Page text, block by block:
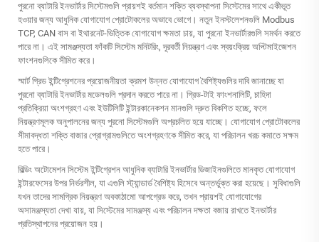
পুরনো ব্যাটারি ইনভার্টার সিস্টেমগুলি প্রায়শই বর্তমান শক্তি ব্যবস্থাপনা সিস্টেমের সাথে একীভূত
হওয়ার জন্য আধুনিক যোগাযোগ প্রোটোকলের অভাবে ভোগে। নতুন ইনস্টলেশনগুলি Modbus
TCP, CAN বাস বা ইথারনেট-ভিত্তিক যোগাযোগ ক্ষমতা চায়, যা পুরনো ইনভার্টারগুলি সমর্থন করতে
পারে না। এই সামঞ্জস্যতা ফাঁকটি সিস্টেম মনিটরিং, দূরবর্তী নিয়ন্ত্রণ এবং স্বয়ংক্রিয় অপ্টিমাইজেশন
ফাংশনগুলিকে সীমিত করে।
স্মার্ট গ্রিড ইন্টিগ্রেশনের প্রয়োজনীয়তা ক্রমশ উন্নত যোগাযোগ বৈশিষ্ট্যগুলির দাবি জানাচ্ছে যা
পুরনো ব্যাটারি ইনভার্টার মডেলগুলি প্রদান করতে পারে না। গ্রিড-টাই ফাংশনালিটি, চাহিদা
প্রতিক্রিয়া অংশগ্রহণ এবং ইউটিলিটি ইন্টারকানেকশন মানগুলি দ্রুত বিকশিত হচ্ছে, ফলে
নিয়ন্ত্রণমূলক অনুপালনের জন্য পুরনো সিস্টেমগুলি অপ্রচলিত হয়ে যাচ্ছে। যোগাযোগ প্রোটোকলের
সীমাবদ্ধতা শক্তি বাজার প্রোগ্রামগুলিতে অংশগ্রহণকে সীমিত করে, যা পরিচালন খরচ কমাতে সক্ষম
হতে পারে।
বিল্ডিং অটোমেশন সিস্টেম ইন্টিগ্রেশন আধুনিক ব্যাটারি ইনভার্টার ডিজাইনগুলিতে মানকৃত যোগাযোগ
ইন্টারফেসের উপর নির্ভরশীল, যা এগুলি স্ট্যান্ডার্ড বৈশিষ্ট্য হিসেবে অন্তর্ভুক্ত করা হয়েছে। সুবিধাগুলি
যখন তাদের সামগ্রিক নিয়ন্ত্রণ অবকাঠামো আপগ্রেড করে, তখন প্রায়শই যোগাযোগের
অসামঞ্জস্যতা দেখা যায়, যা সিস্টেমের সামঞ্জস্য এবং পরিচালন দক্ষতা বজায় রাখতে ইনভার্টার
প্রতিস্থাপনের প্রয়োজন হয়।